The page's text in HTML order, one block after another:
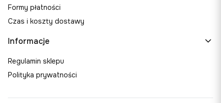
Formy płatności
Czas i koszty dostawy
Informacje
Regulamin sklepu
Polityka prywatności